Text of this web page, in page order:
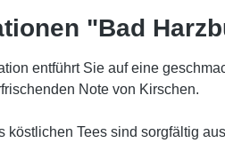
"Bad
entführt Sie auf eine
Note von Kirschen.
köstlichen Tees sind sorgfältig